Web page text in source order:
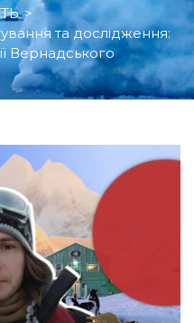
>
та дослідження:
Вернадського